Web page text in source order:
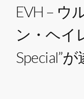
EVH – ウ
ン・ヘイ
Special”